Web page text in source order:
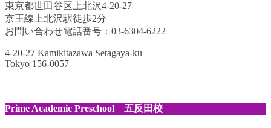
東京都世田谷区上北沢4-20-27
京王線上北沢駅徒歩2分
お問い合わせ電話番号：03-6304-6222
4-20-27 Kamikitazawa Setagaya-ku
Tokyo 156-0057
Prime Academic Preschool 五反田校